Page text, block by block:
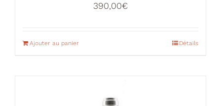
390,00€
Ajouter au panier Détails